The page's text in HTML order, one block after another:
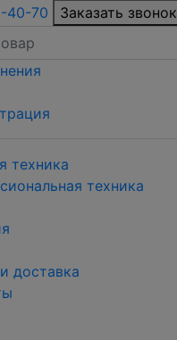
40-70
Заказать звонок
техника
техника
доставка